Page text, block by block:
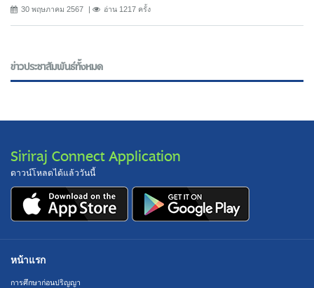
30 พฤษภาคม 2567 อ่าน 1217 ครั้ง
ข่าวประชาสัมพันธ์ทั้งหมด
Siriraj Connect Application
ดาวน์โหลดได้แล้ววันนี้
หน้าแรก
การศึกษาก่อนปริญญา